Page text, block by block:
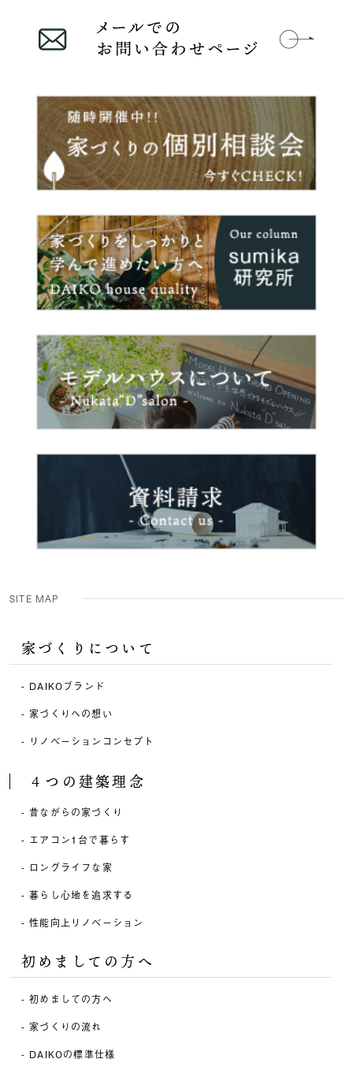
SITE MAP
家づくりについて
DAIKOブランド
家づくりへの想い
リノベーションコンセプト
４つの建築理念
昔ながらの家づくり
エアコン1台で暮らす
ロングライフな家
暮らし心地を追求する
性能向上リノベーション
初めましての方へ
初めましての方へ
家づくりの流れ
DAIKOの標準仕様